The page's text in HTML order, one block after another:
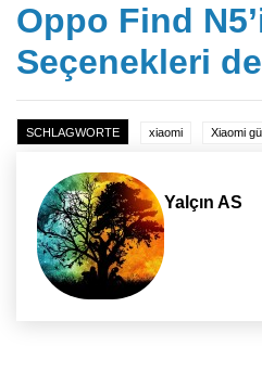
Oppo Find
Seçenekleri
SCHLAGWORTE xiaomi Xiaomi
Yalçın AS